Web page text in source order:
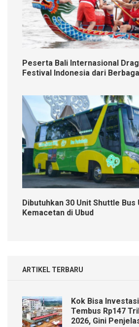
Peserta Bali Internasional
Festival Indonesia dari
Dibutuhkan 30 Unit Shuttle Bus
Kemacetan di Ubud
ARTIKEL TERBARU
Kok Bisa
Tembus Rp147
2026, Gini